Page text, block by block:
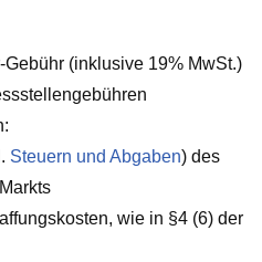
(inklusive 19% MwSt.)
Steuern und Abgaben) des
wie in §4 (6) der